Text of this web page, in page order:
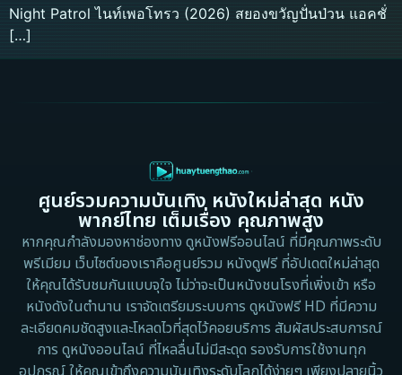
Night Patrol ไนท์เพอโทรว (2026) สยองขวัญปั่นป่วน แอคชั่
[…]
ศูนย์รวมความบันเทิง หนังใหม่ล่าสุด หนัง
พากย์ไทย เต็มเรื่อง คุณภาพสูง
หากคุณกำลังมองหาช่องทาง ดูหนังฟรีออนไลน์ ที่มีคุณภาพระดับ
พรีเมียม เว็บไซต์ของเราคือศูนย์รวม หนังดูฟรี ที่อัปเดตใหม่ล่าสุด
ให้คุณได้รับชมกันแบบจุใจ ไม่ว่าจะเป็นหนังชนโรงที่เพิ่งเข้า หรือ
หนังดังในตำนาน เราจัดเตรียมระบบการ ดูหนังฟรี HD ที่มีความ
ละเอียดคมชัดสูงและโหลดไวที่สุดไว้คอยบริการ สัมผัสประสบการณ์
การ ดูหนังออนไลน์ ที่ไหลลื่นไม่มีสะดุด รองรับการใช้งานทุก